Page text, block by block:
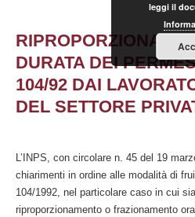
DURATA DEI
104/92 DAI
DEL SETTORE
L’INPS, con circolare n. 45 del 19
chiarimenti in ordine alle modalità di
104/1992, nel particolare caso in cui
riproporzionamento o frazionamento
leggi il